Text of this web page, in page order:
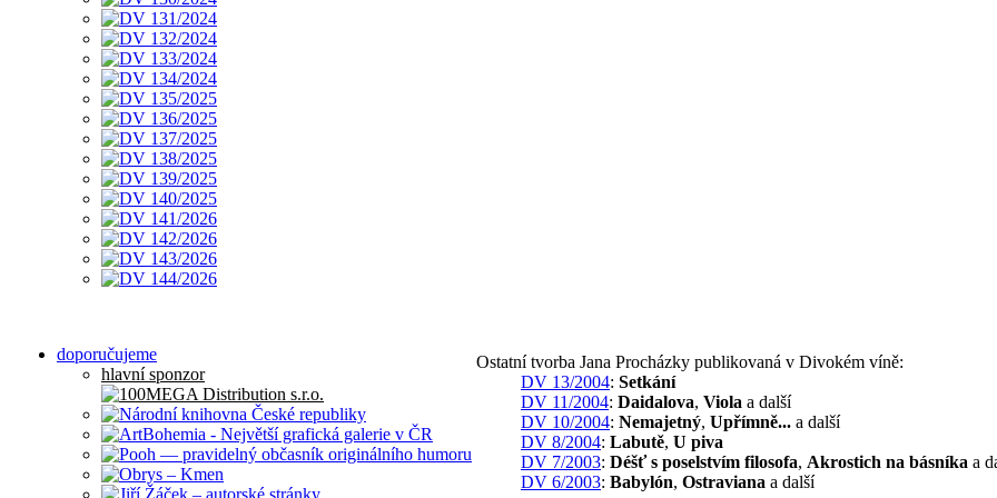
doporučujeme
hlavní sponzor
Ostatní tvorba Jana Procházky publikovaná v Divokém víně:
DV 13/2004: Setkání
DV 11/2004: Daidalova, Viola a další
DV 10/2004: Nemajetný, Upřímně... a další
DV 8/2004: Labutě, U piva
DV 7/2003: Déšť s poselstvím filosofa, Akrostich na básníka a
DV 6/2003: Babylón, Ostraviana a další